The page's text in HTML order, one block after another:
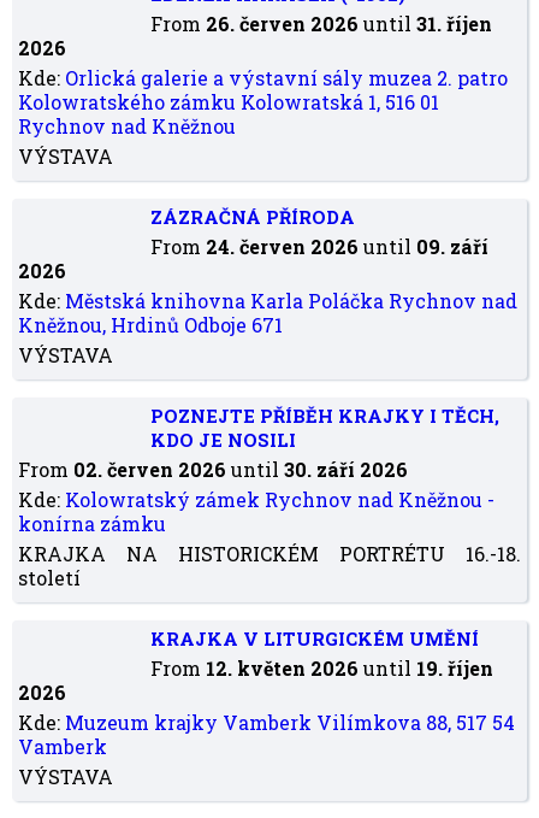
From 26. červen 2026 until31. říjen
2026
Kde: Orlická galerie a výstavní sály muzea 2. patro
Kolowratského zámku Kolowratská 1, 516 01
Rychnov nad Kněžnou
VÝSTAVA
ZÁZRAČNÁ PŘÍRODA
From 24. červen 2026 until 09. září
2026
Kde: Městská knihovna Karla Poláčka Rychnov nad
Kněžnou, Hrdinů Odboje 671
VÝSTAVA
POZNEJTE PŘÍBĚH KRAJKY I TĚCH,
KDO JE NOSILI
From 02. červen 2026 until30. září 2026
Kde: Kolowratský zámek Rychnov nad Kněžnou -
konírna zámku
KRAJKA NA HISTORICKÉM PORTRÉTU 16.-18.
století
KRAJKA V LITURGICKÉM UMĚNÍ
From 12. květen 2026 until 19. říjen
2026
Kde: Muzeum krajky Vamberk Vilímkova 88, 517 54
Vamberk
VÝSTAVA